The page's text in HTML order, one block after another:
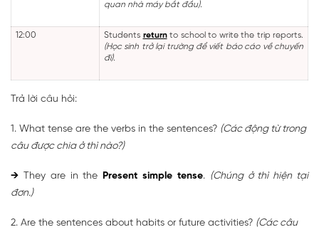
quan nhà máy bắt đầu).
12:00 Students returnto school to write the trip reports.
(Học sinh trở lại trường để viết báo cáo về chuyến
đi).
Trả lời câu hỏi:
1. What tense are the verbs in the sentences? (Các động từ trong
câu được chia ở thì nào?)
→ They are in the Present simple tense. (Chúng ở thì hiện tại
đơn.)
2. Are the sentences about habits or future activities? (Các câu